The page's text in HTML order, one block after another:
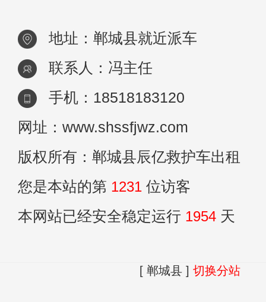
地址：郸城县就近派车
联系人：冯主任
手机：18518183120
网址：www.shssfjwz.com
版权所有：郸城县辰亿救护车出租
您是本站的第 1231 位访客
本网站已经安全稳定运行 1954 天
[ 郸城县 ] 切换分站